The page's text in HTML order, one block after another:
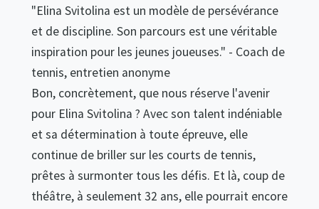
"Elina Svitolina est un modèle de persévérance
et de discipline. Son parcours est une véritable
inspiration pour les jeunes joueuses." - Coach de
tennis, entretien anonyme
Bon, concrètement, que nous réserve l'avenir
pour Elina Svitolina ? Avec son talent indéniable
et sa détermination à toute épreuve, elle
continue de briller sur les courts de tennis,
prêtes à surmonter tous les défis. Et là, coup de
théâtre, à seulement 32 ans, elle pourrait encore